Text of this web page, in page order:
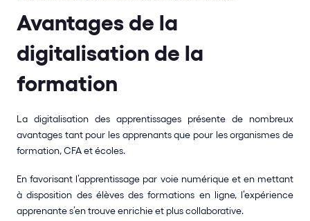
Avantages de la
digitalisation de la
formation
La digitalisation des apprentissages présente de nombreux
avantages tant pour les apprenants que pour les organismes de
formation, CFA et écoles.
En favorisant l’apprentissage par voie numérique et en mettant
à disposition des élèves des formations en ligne, l’expérience
apprenante s’en trouve enrichie et plus collaborative.